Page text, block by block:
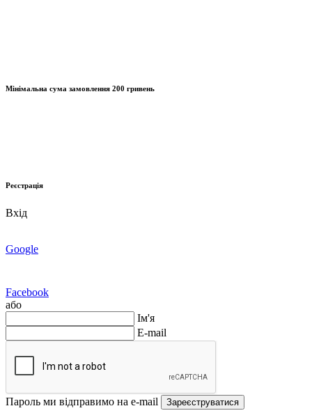
Мінімальна сума замовлення 200 гривень
Реєстрація
Вхід
Google
Facebook
або
Ім'я
E-mail
Пароль ми відправимо на e-mail Зареєструватися